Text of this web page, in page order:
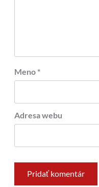
Meno *
Adresa webu